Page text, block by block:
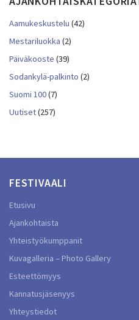
Aamukeskustelu (42)
Mestariluokka (2)
Päiväkooste (39)
Sodankylä-palkinto (2)
Suomi 100(7)
Uutiset(257)
FESTIVAALI
Etusivu
Ajankohtaista
Yhteistyökumppanit
Kuvagalleria – Photo Gallery
Esteettömyys
Kannatusjäsenyys
Yhteystiedot